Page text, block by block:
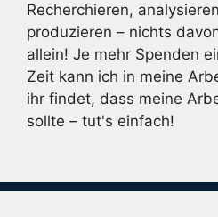
Recherchieren,
produzieren – nichts
allein! Je mehr Spenden
Zeit kann ich in meine
ihr findet, dass meine
sollte – tut's einfach!